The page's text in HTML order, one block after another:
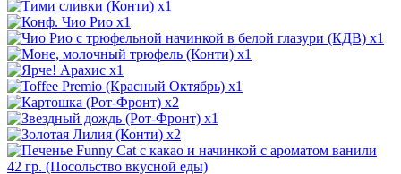
x1
x1
x1
x1
x1
x1
x2
x1
x2